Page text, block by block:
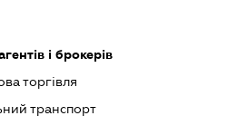
і брокерів
торгівля
транспорт